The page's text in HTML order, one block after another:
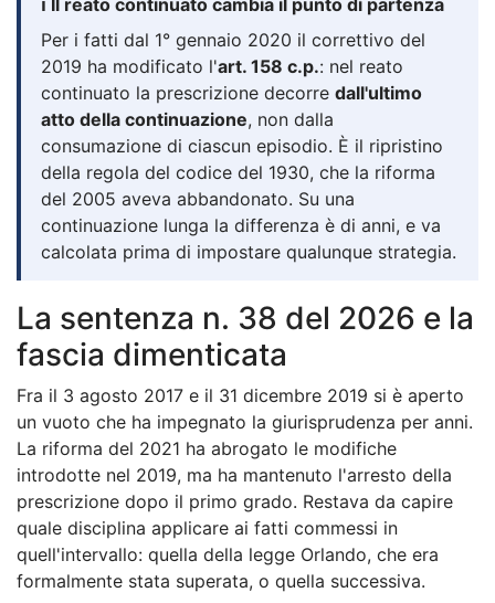
Per i fatti dal 1° gennaio 2020 il correttivo del
2019 ha modificato l'art. 158 c.p.: nel reato
continuato la prescrizione decorre dall'ultimo
atto della continuazione, non dalla
consumazione di ciascun episodio. È il ripristino
della regola del codice del 1930, che la riforma
del 2005 aveva abbandonato. Su una
continuazione lunga la differenza è di anni, e va
calcolata prima di impostare qualunque strategia.
La sentenza n. 38 del 2026 e la
fascia dimenticata
Fra il 3 agosto 2017 e il 31 dicembre 2019 si è aperto
un vuoto che ha impegnato la giurisprudenza per anni.
La riforma del 2021 ha abrogato le modifiche
introdotte nel 2019, ma ha mantenuto l'arresto della
prescrizione dopo il primo grado. Restava da capire
quale disciplina applicare ai fatti commessi in
quell'intervallo: quella della legge Orlando, che era
formalmente stata superata, o quella successiva.